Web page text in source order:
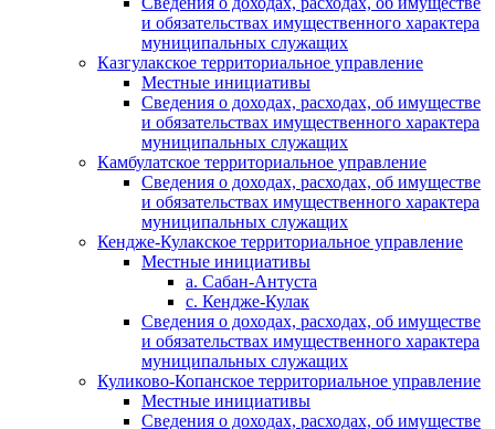
и обязательствах имущественного характера
муниципальных служащих
Казгулакское территориальное управление
Местные инициативы
Сведения о доходах, расходах, об имуществе
и обязательствах имущественного характера
муниципальных служащих
Камбулатское территориальное управление
Сведения о доходах, расходах, об имуществе
и обязательствах имущественного характера
муниципальных служащих
Кендже-Кулакское территориальное управление
Местные инициативы
а. Сабан-Антуста
с. Кендже-Кулак
Сведения о доходах, расходах, об имуществе
и обязательствах имущественного характера
муниципальных служащих
Куликово-Копанское территориальное управление
Местные инициативы
Сведения о доходах, расходах, об имуществе